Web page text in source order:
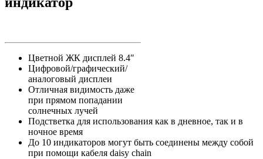
Цветной ЖК дисплей 8.4″
Цифровой/графический/
аналоговый дисплеи
Отличная видимость даже
при прямом попадании
солнечных лучей
Подстветка для использования как в дневное, так и в
ночное время
До 10 индикаторов могут быть соединены между собой
при помощи кабеля daisy chain